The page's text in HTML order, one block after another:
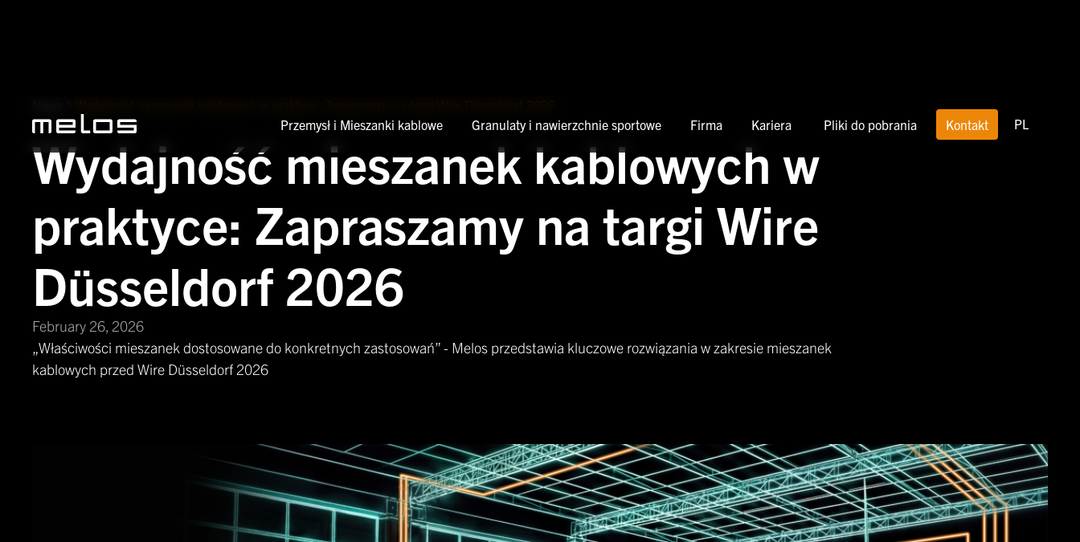
Przemysł i Mieszanki kablowe Granulaty i nawierzchnie sportowe Firma Kariera Pliki do pobrania Kontakt PL
Wydajność mieszanek kablowych w praktyce: Zapraszamy na targi Wire Düsseldorf 2026
Wydajność mieszanek kablowych w
praktyce: Zapraszamy na targi Wire
Düsseldorf 2026
February 26, 2026
„Właściwości mieszanek dostosowane do konkretnych zastosowań” - Melos przedstawia kluczowe rozwiązania w zakresie mieszanek
kablowych przed Wire Düsseldorf 2026